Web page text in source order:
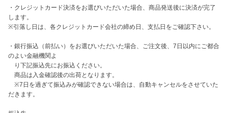
・クレジットカード決済をお選びいただいた場合、商品発送後に決済が完了
します。
※引落し日は、各クレジットカード会社の締め日、支払日をご確認下さい。
・銀行振込（前払い）をお選びいただいた場合、ご注文後、7日以内にご都合
のよい金融機関よ
り下記振込先にお振込ください。
商品は入金確認後の出荷となります。
※7日を過ぎて振込みが確認できない場合は、自動キャンセルをさせていた
だきます。